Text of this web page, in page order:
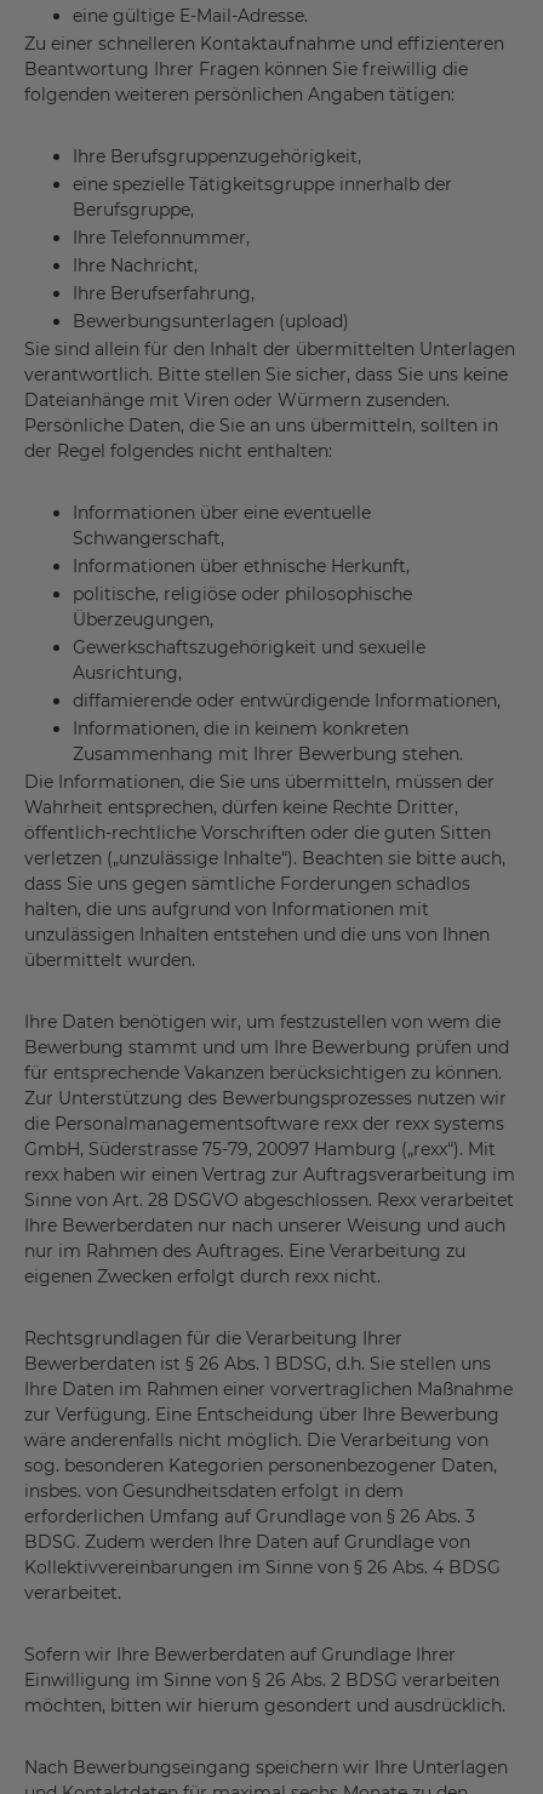
eine gültige E-Mail-Adresse.
Zu einer schnelleren Kontaktaufnahme und effizienteren
Beantwortung Ihrer Fragen können Sie freiwillig die
folgenden weiteren persönlichen Angaben tätigen:
Ihre Berufsgruppenzugehörigkeit,
eine spezielle Tätigkeitsgruppe innerhalb der
Berufsgruppe,
Ihre Telefonnummer,
Ihre Nachricht,
Ihre Berufserfahrung,
Bewerbungsunterlagen (upload)
Sie sind allein für den Inhalt der übermittelten Unterlagen
verantwortlich. Bitte stellen Sie sicher, dass Sie uns keine
Dateianhänge mit Viren oder Würmern zusenden.
Persönliche Daten, die Sie an uns übermitteln, sollten in
der Regel folgendes nicht enthalten:
Informationen über eine eventuelle
Schwangerschaft,
Informationen über ethnische Herkunft,
politische, religiöse oder philosophische
Überzeugungen,
Gewerkschaftszugehörigkeit und sexuelle
Ausrichtung,
diffamierende oder entwürdigende Informationen,
Informationen, die in keinem konkreten
Zusammenhang mit Ihrer Bewerbung stehen.
Die Informationen, die Sie uns übermitteln, müssen der
Wahrheit entsprechen, dürfen keine Rechte Dritter,
öffentlich-rechtliche Vorschriften oder die guten Sitten
verletzen („unzulässige Inhalte“). Beachten sie bitte auch,
dass Sie uns gegen sämtliche Forderungen schadlos
halten, die uns aufgrund von Informationen mit
unzulässigen Inhalten entstehen und die uns von Ihnen
übermittelt wurden.
Ihre Daten benötigen wir, um festzustellen von wem die
Bewerbung stammt und um Ihre Bewerbung prüfen und
für entsprechende Vakanzen berücksichtigen zu können.
Zur Unterstützung des Bewerbungsprozesses nutzen wir
die Personalmanagementsoftware rexx der rexx systems
GmbH, Süderstrasse 75-79, 20097 Hamburg („rexx“). Mit
rexx haben wir einen Vertrag zur Auftragsverarbeitung im
Sinne von Art. 28 DSGVO abgeschlossen. Rexx verarbeitet
Ihre Bewerberdaten nur nach unserer Weisung und auch
nur im Rahmen des Auftrages. Eine Verarbeitung zu
eigenen Zwecken erfolgt durch rexx nicht.
Rechtsgrundlagen für die Verarbeitung Ihrer
Bewerberdaten ist § 26 Abs. 1 BDSG, d.h. Sie stellen uns
Ihre Daten im Rahmen einer vorvertraglichen Maßnahme
zur Verfügung. Eine Entscheidung über Ihre Bewerbung
wäre anderenfalls nicht möglich. Die Verarbeitung von
sog. besonderen Kategorien personenbezogener Daten,
insbes. von Gesundheitsdaten erfolgt in dem
erforderlichen Umfang auf Grundlage von § 26 Abs. 3
BDSG. Zudem werden Ihre Daten auf Grundlage von
Kollektivvereinbarungen im Sinne von § 26 Abs. 4 BDSG
verarbeitet.
Sofern wir Ihre Bewerberdaten auf Grundlage Ihrer
Einwilligung im Sinne von § 26 Abs. 2 BDSG verarbeiten
möchten, bitten wir hierum gesondert und ausdrücklich.
Nach Bewerbungseingang speichern wir Ihre Unterlagen